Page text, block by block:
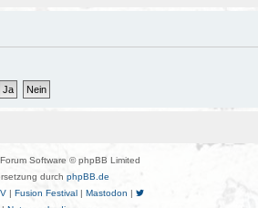
Software © phpBB Limited
durch phpBB.de
| Fusion Festival | Mastodon |